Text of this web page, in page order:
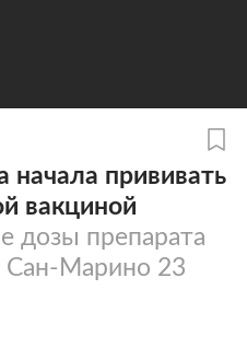
начала прививать
вакциной
дозы препарата
Сан-Марино 23